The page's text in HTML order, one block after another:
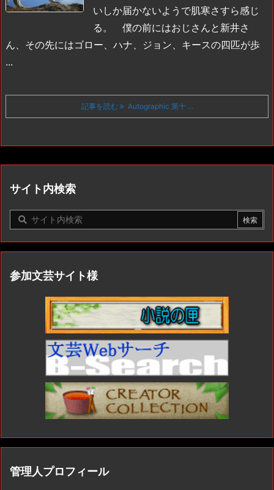
いしか届かないようで肌寒さすら感じ
る。
僕の前にはおじさんと新井さ
ん、その先にはゴロー、ハナ、ジョン、キースの四匹が歩
...
記事を読む Autographic 第十 ...
サイト内検索
参加文芸サイト様
管理人プロフィール